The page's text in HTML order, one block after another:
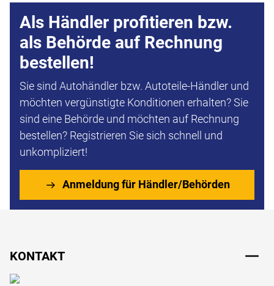
Als Händler profitieren bzw.
als Behörde auf Rechnung
bestellen!
Sie sind Autohändler bzw. Autoteile-Händler und
möchten vergünstigte Konditionen erhalten? Sie
sind eine Behörde und möchten auf Rechnung
bestellen? Registrieren Sie sich schnell und
unkompliziert!
Anmeldung für Händler/Behörden
KONTAKT